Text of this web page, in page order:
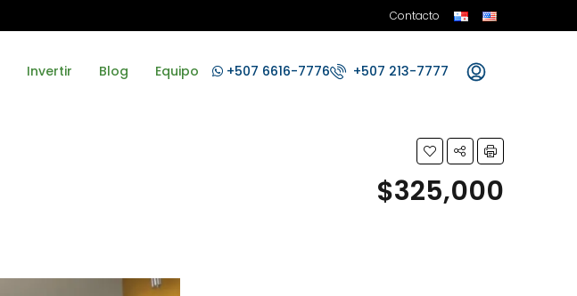
Contacto
Invertir Blog Equipo +507 6616-7776 +507 213-7777
$325,000